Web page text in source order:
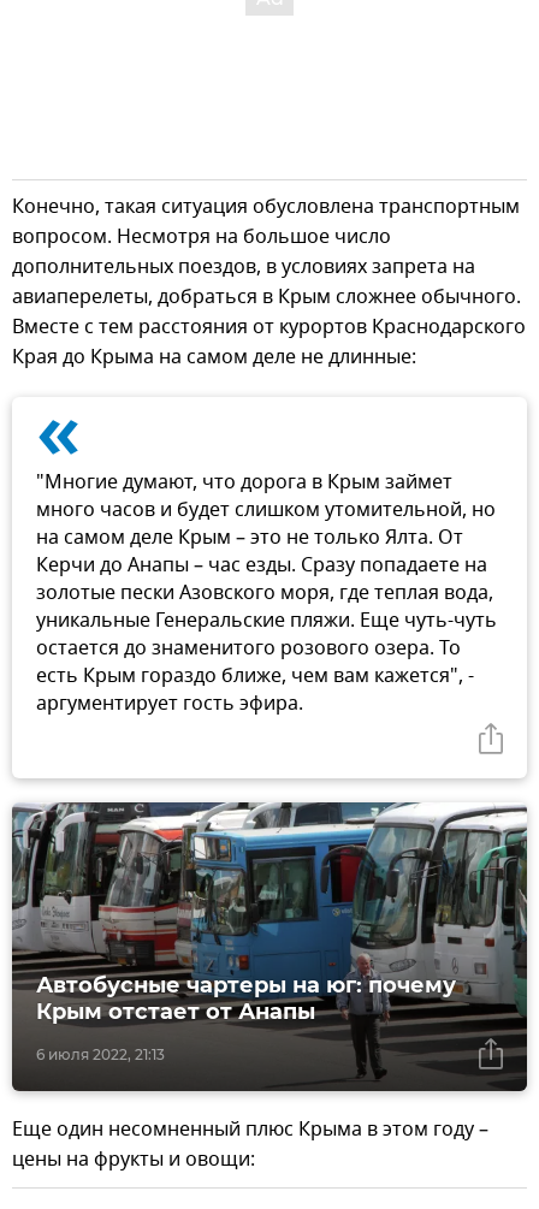
Конечно, такая ситуация обусловлена транспортным
вопросом. Несмотря на большое число
дополнительных поездов, в условиях запрета на
авиаперелеты, добраться в Крым сложнее обычного.
Вместе с тем расстояния от курортов Краснодарского
Края до Крыма на самом деле не длинные:
«
"Многие думают, что дорога в Крым займет
много часов и будет слишком утомительной, но
на самом деле Крым – это не только Ялта. От
Керчи до Анапы – час езды. Сразу попадаете на
золотые пески Азовского моря, где теплая вода,
уникальные Генеральские пляжи. Еще чуть-чуть
остается до знаменитого розового озера. То
есть Крым гораздо ближе, чем вам кажется", -
аргументирует гость эфира.
6 июля 2022, 21:13
Автобусные чартеры на юг: почему
Крым отстает от Анапы
Еще один несомненный плюс Крыма в этом году –
цены на фрукты и овощи: